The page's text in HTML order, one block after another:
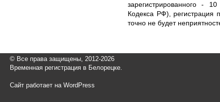
зарегистрированного -
Кодекса РФ), регистрация
точно не будет
© Все права защищены, 2012-2026
Временная регистрация в Белорецке.
Сайт работает на WordPress